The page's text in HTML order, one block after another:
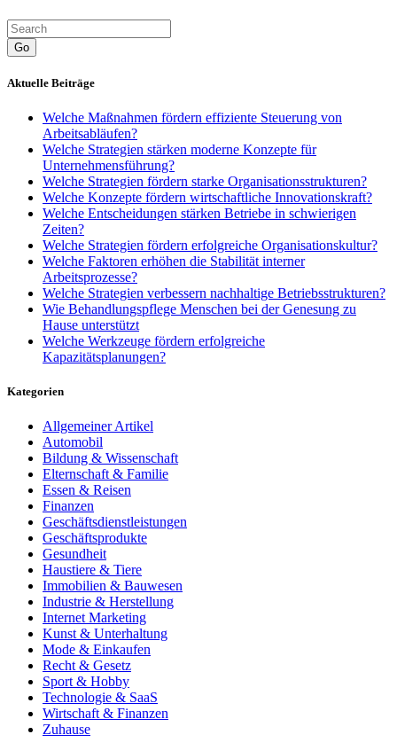
Go
Aktuelle Beiträge
Welche Maßnahmen fördern effiziente Steuerung von
Arbeitsabläufen?
Welche Strategien stärken moderne Konzepte für
Unternehmensführung?
Welche Strategien fördern starke Organisationsstrukturen?
Welche Konzepte fördern wirtschaftliche Innovationskraft?
Welche Entscheidungen stärken Betriebe in schwierigen
Zeiten?
Welche Strategien fördern erfolgreiche Organisationskultur?
Welche Faktoren erhöhen die Stabilität interner
Arbeitsprozesse?
Welche Strategien verbessern nachhaltige Betriebsstrukturen?
Wie Behandlungspflege Menschen bei der Genesung zu
Hause unterstützt
Welche Werkzeuge fördern erfolgreiche
Kapazitätsplanungen?
Kategorien
Allgemeiner Artikel
Automobil
Bildung & Wissenschaft
Elternschaft & Familie
Essen & Reisen
Finanzen
Geschäftsdienstleistungen
Geschäftsprodukte
Gesundheit
Haustiere & Tiere
Immobilien & Bauwesen
Industrie & Herstellung
Internet Marketing
Kunst & Unterhaltung
Mode & Einkaufen
Recht & Gesetz
Sport & Hobby
Technologie & SaaS
Wirtschaft & Finanzen
Zuhause